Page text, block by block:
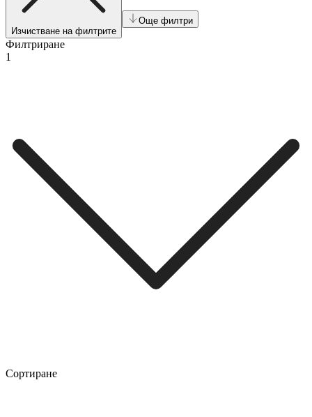
Изчистване на филтрите
Още филтри
Филтриране
1
Сортиране